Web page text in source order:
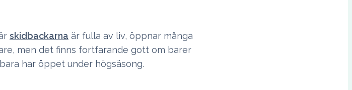
skidbackarna är fulla av liv, öppnar många
men det finns fortfarande gott om barer
har öppet under högsäsong.